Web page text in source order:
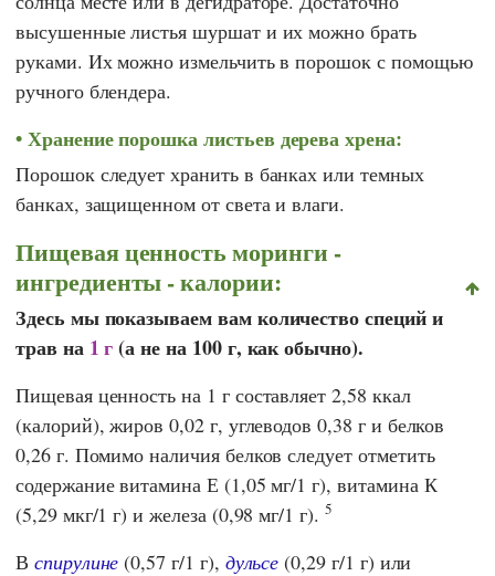
высушенные листья шуршат и их можно брать
руками. Их можно измельчить в порошок с помощью
ручного блендера.
Хранение порошка листьев дерева хрена:
Порошок следует хранить в банках или темных
банках, защищенном от света и влаги.
Пищевая ценность моринги -
ингредиенты - калории:
Здесь мы показываем вам количество специй и
трав на 1 г(а не на 100 г, как обычно).
Пищевая ценность на 1 г составляет 2,58 ккал
(калорий), жиров 0,02 г, углеводов 0,38 г и белков
0,26 г. Помимо наличия белков следует отметить
содержание витамина Е (1,05 мг/1 г), витамина К
(5,29 мкг/1 г) и железа (0,98 мг/1 г). 5
В спирулине (0,57 г/1 г), дульсе (0,29 г/1 г) или